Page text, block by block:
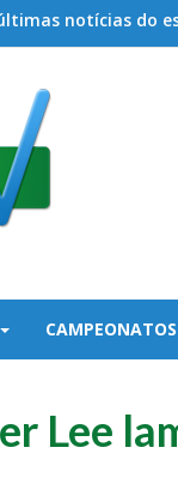
últimas notícias
CAMPEONATOS
Lee